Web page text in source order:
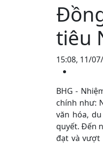
tiêu
15:08, 11/
BHG -
chính như:
văn hóa,
quyết. Đến
đạt và vượt